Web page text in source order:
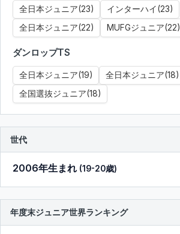
全日本ジュニア(23)
インターハイ(23)
全日本ジュニア(22)
MUFGジュニア(22)
ダンロップTS
全日本ジュニア(19)
全日本ジュニア(18)
全国選抜ジュニア(18)
世代
2006年生まれ (19-20歳)
年度末ジュニア世界ランキング